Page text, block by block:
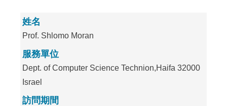
姓名
Prof. Shlomo Moran
服務單位
Dept. of Computer Science Technion,Haifa 32000
Israel
訪問期間